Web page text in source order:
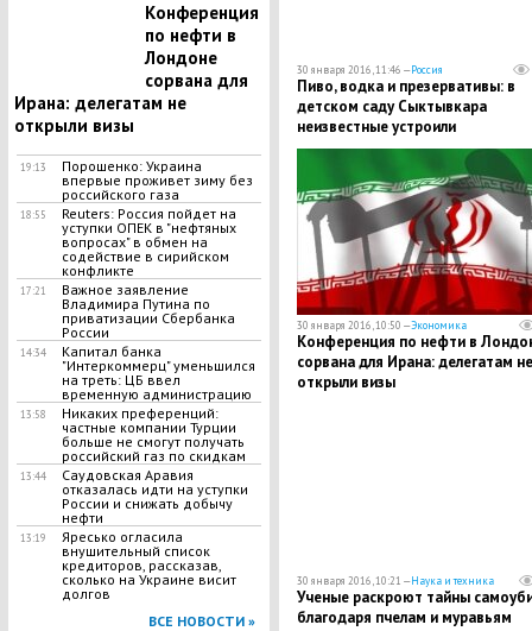
Конференция
по нефти в
Лондоне
сорвана для
Ирана: делегатам не
открыли визы
19:13
Порошенко: Украина
впервые проживет зиму без
российского газа
18:55
Reuters: Россия пойдет на
уступки ОПЕК в "нефтяных
вопросах" в обмен на
содействие в сирийском
конфликте
17:21
Важное заявление
Владимира Путина по
приватизации Сбербанка
России
14:34
Капитал банка
"Интеркоммерц" уменьшился
на треть: ЦБ ввел
временную администрацию
13:58
Никаких преференций:
частные компании Турции
больше не смогут получать
российский газ по скидкам
13:44
Саудовская Аравия
отказалась идти на уступки
России и снижать добычу
нефти
13:19
Яресько огласила
внушительный список
кредиторов, рассказав,
сколько на Украине висит
долгов
ВСЕ НОВОСТИ »
30 января 2016, 11:46 —Россия
Пиво, водка и презервативы: в
детском саду Сыктывкара
неизвестные устроили
сумасшедшую оргию
30 января 2016, 10:50 —Экономика
Конференция по нефти в
сорвана для Ирана: делегатам не
открыли визы
30 января 2016, 10:21 —Наука и техника
Ученые раскроют тайны
благодаря пчелам и муравьям